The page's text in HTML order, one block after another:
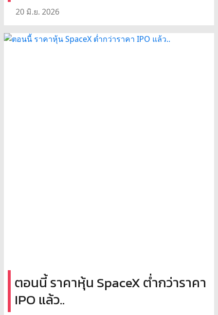
20 มิ.ย. 2026
ตอนนี้ ราคาหุ้น SpaceX ต่ำกว่าราคา
IPO แล้ว..